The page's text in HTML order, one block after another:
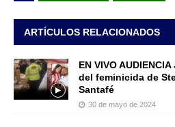
ARTÍCULOS RELACIONADOS
EN VIVO
del feminicida de
Santafé
30 de mayo de 2024